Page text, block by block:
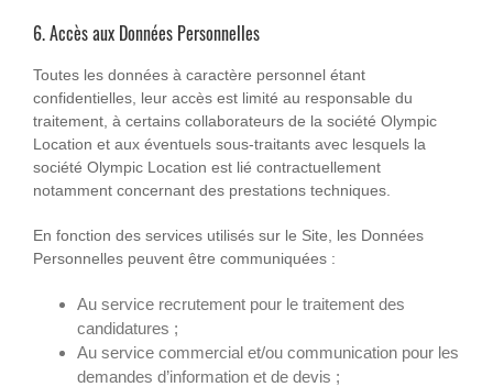
6. Accès aux Données Personnelles
Toutes les données à caractère personnel étant
confidentielles, leur accès est limité au responsable du
traitement, à certains collaborateurs de la société Olympic
Location et aux éventuels sous-traitants avec lesquels la
société Olympic Location est lié contractuellement
notamment concernant des prestations techniques.
En fonction des services utilisés sur le Site, les Données
Personnelles peuvent être communiquées :
Au service recrutement pour le traitement des
candidatures ;
Au service commercial et/ou communication pour les
demandes d’information et de devis ;